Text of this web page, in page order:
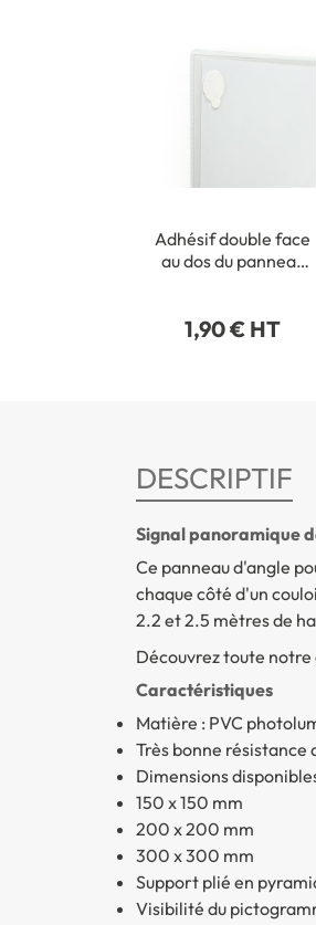
Adhésif double face
au dos du panneau
1,90 € HT
DESCRIPTIF
Signal panoramique
Ce panneau d'angle
chaque côté d'un
2.2 et 2.5 mètres de
Découvrez toute notre
Caractéristiques
Matière : PVC
Très bonne résistance
Dimensions
150 x 150 mm
200 x 200 mm
300 x 300 mm
Support plié en
Visibilité du